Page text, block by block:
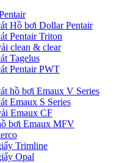
Hồ bơi Dollar Pentair
Pentair Triton
clean & clear
Tagelus
Pentair PWT
hồ bơi Emaux V Series
Emaux S Series
Emaux CF
bơi Emaux MFV
Trimline
Opal